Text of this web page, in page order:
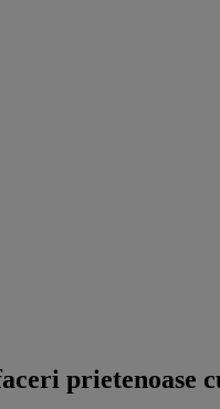
prietenoase